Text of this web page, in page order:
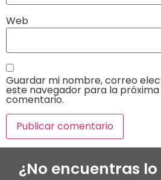
Web
Guardar mi nombre, correo
este navegador para la próxima
comentario.
¿No encuentras